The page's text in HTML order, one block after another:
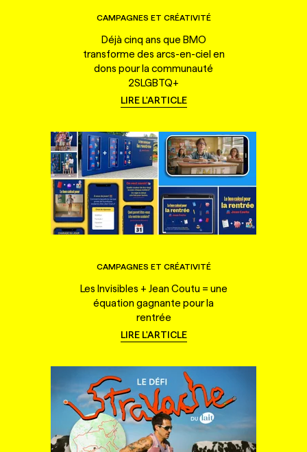
CAMPAGNES ET CRÉATIVITÉ
Déjà cinq ans que BMO
transforme des arcs-en-ciel en
dons pour la communauté
2SLGBTQ+
LIRE L'ARTICLE
CAMPAGNES ET CRÉATIVITÉ
Les Invisibles + Jean Coutu = une
équation gagnante pour la
rentrée
LIRE L'ARTICLE